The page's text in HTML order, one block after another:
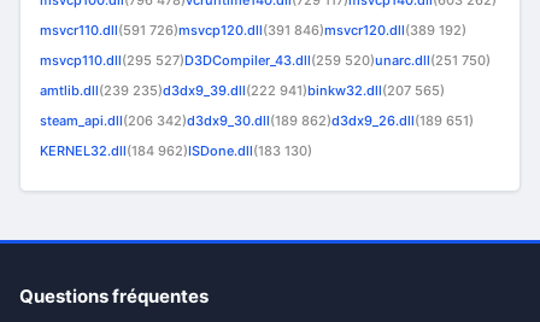
msvcr110.dll(591 726)msvcp120.dll(391 846)msvcr120.dll(389 192)
msvcp110.dll(295 527)D3DCompiler_43.dll(259 520)unarc.dll(251 750)
amtlib.dll(239 235)d3dx9_39.dll(222 941)binkw32.dll(207 565)
steam_api.dll(206 342)d3dx9_30.dll(189 862)d3dx9_26.dll(189 651)
KERNEL32.dll(184 962)ISDone.dll(183 130)
Questions fréquentes